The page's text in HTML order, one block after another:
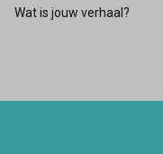
Wat is jouw verhaal?